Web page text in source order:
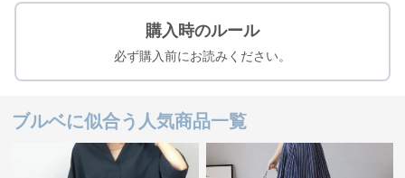
購入時のルール
必ず購入前にお読みください。
ブルベに似合う人気商品一覧